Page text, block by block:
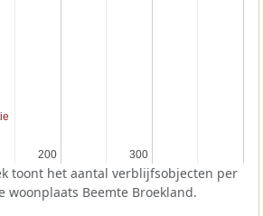
200
200 300
300
toont het aantal verblijfsobjecten per
woonplaats Beemte Broekland.